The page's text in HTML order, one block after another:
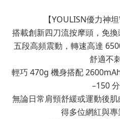
【YOULISN優力神
搭載創新四刀流按摩頭，免換
五段高頻震動，轉速高達
舒適不
輕巧 470g 機身搭配
–150 分
無論日常肩頸舒緩或運動後
得多位網紅與專